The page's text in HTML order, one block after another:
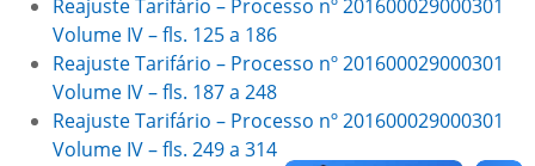
Reajuste Tarifário – Processo nº 201600029000301
Volume IV – fls. 125 a 186
Reajuste Tarifário – Processo nº 201600029000301
Volume IV – fls. 187 a 248
Reajuste Tarifário – Processo nº 201600029000301
Volume IV – fls. 249 a 314